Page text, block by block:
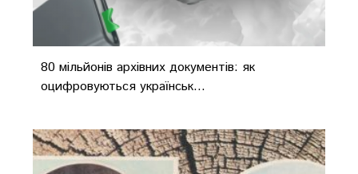
80 мільйонів архівних документів: як
оцифровуються українськ...